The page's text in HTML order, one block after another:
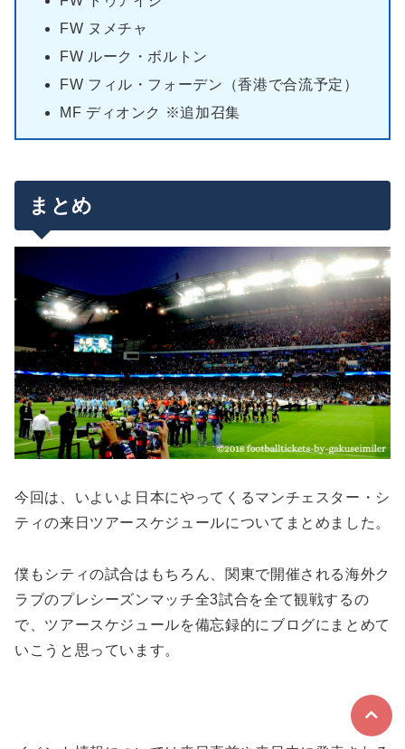
FW ヌメチャ
FW ルーク・ボルトン
FW フィル・フォーデン（香港で合流予定）
MF ディオンク ※追加召集
まとめ
今回は、いよいよ日本にやってくるマンチェスター・シ
ティの来日ツアースケジュールについてまとめました。
僕もシティの試合はもちろん、関東で開催される海外ク
ラブのプレシーズンマッチ全3試合を全て観戦するの
で、ツアースケジュールを備忘録的にブログにまとめて
いこうと思っています。